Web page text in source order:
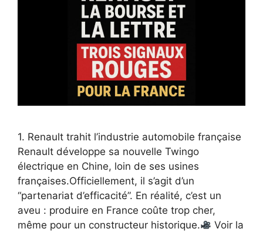
1. Renault trahit l’industrie automobile française
Renault développe sa nouvelle Twingo
électrique en Chine, loin de ses usines
françaises.Officiellement, il s’agit d’un
“partenariat d’efficacité”. En réalité, c’est un
aveu : produire en France coûte trop cher,
même pour un constructeur historique.
Voir la